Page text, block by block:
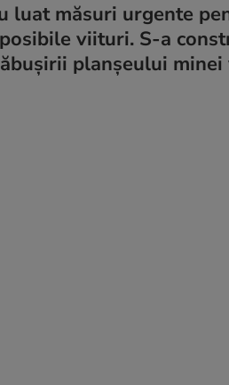
luat măsuri urgente
viituri. S-a
planşeului